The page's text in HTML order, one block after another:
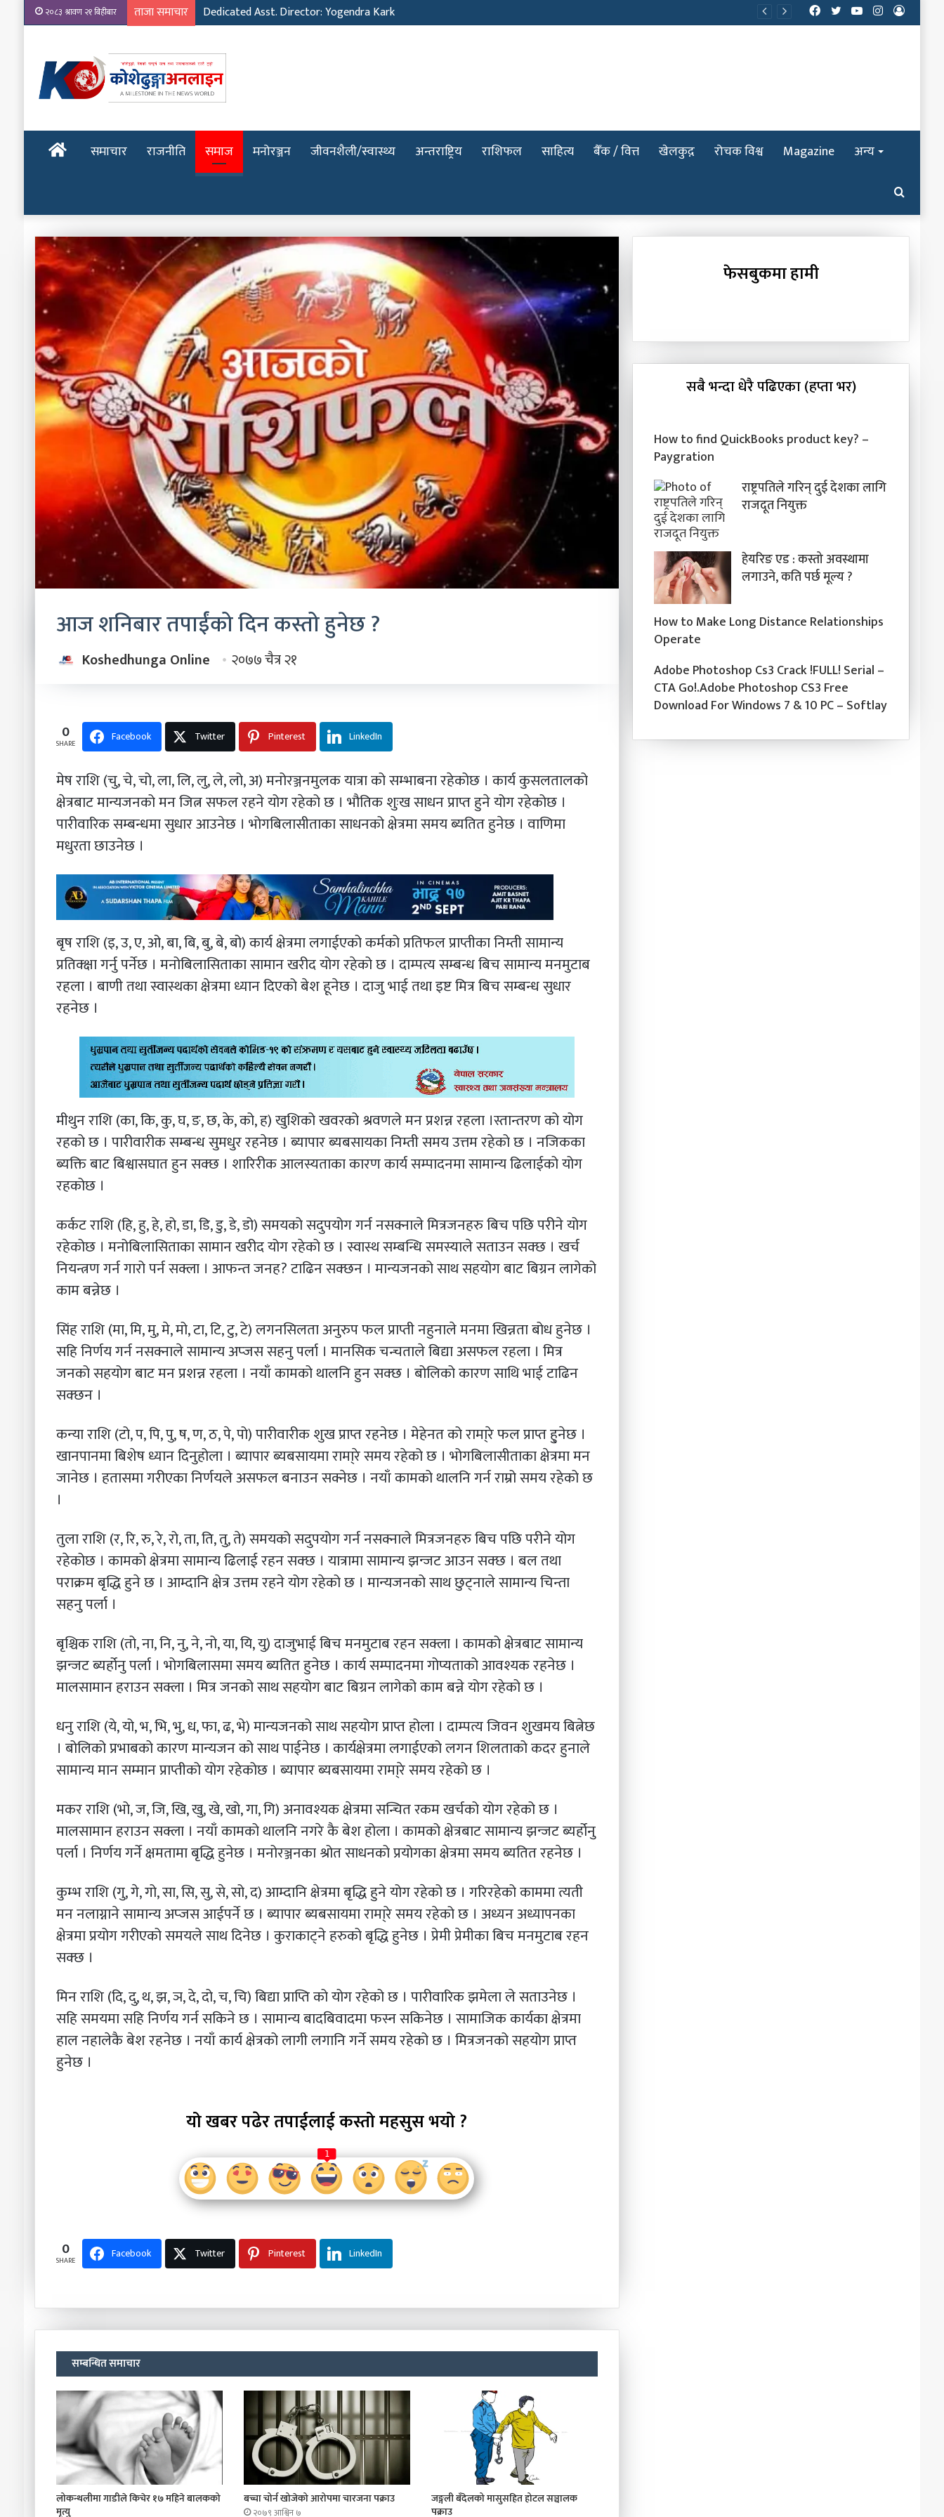
२०८३ श्रावण २१ बिहीबार ताजा समाचार
Log
Instagram
YouTube
Twitter
Facebook
होमपेजसमाचार राजनीति समाज मनोरञ्जन जीवनशैली/स्वास्थ्य अन्तराष्ट्रिय राशिफल साहित्य बैँक / वित्त खेलकुद़़ रोचक विश्व Magazine अन्य
Search
for
आज शनिबार तपाईंको दिन कस्तो हुनेछ ?
Koshedhunga Online २०७७ चैत्र २१
0
SHARE Facebook Twitter Pinterest LinkedIn
मेष राशि (चु, चे, चो, ला, लि, लु, ले, लो, अ) मनोरञ्जनमुलक यात्रा को सम्भाबना रहेकोछ । कार्य कुसलतालको
क्षेत्रबाट मान्यजनको मन जित्न सफल रहने योग रहेको छ । भौतिक शुःख साधन प्राप्त हुने योग रहेकोछ ।
पारीवारिक सम्बन्धमा सुधार आउनेछ । भोगबिलासीताका साधनको क्षेत्रमा समय ब्यतित हुनेछ । वाणिमा
मधुरता छाउनेछ ।
बृष राशि (इ, उ, ए, ओ, बा, बि, बु, बे, बो) कार्य क्षेत्रमा लगाईएको कर्मको प्रतिफल प्राप्तीका निम्ती सामान्य
प्रतिक्क्षा गर्नु पर्नेछ । मनोबिलासिताका सामान खरीद योग रहेको छ । दाम्पत्य सम्बन्ध बिच सामान्य मनमुटाब
रहला । बाणी तथा स्वास्थका क्षेत्रमा ध्यान दिएको बेश हूनेछ । दाजु भाई तथा इष्ट मित्र बिच सम्बन्ध सुधार
रहनेछ ।
मीथुन राशि (का, कि, कु, घ, ङ, छ, के, को, ह) खुशिको खवरको श्रवणले मन प्रशन्न रहला ।स्तान्तरण को योग
रहको छ । पारीवारीक सम्बन्ध सुमधुर रहनेछ । ब्यापार ब्यबसायका निम्ती समय उत्तम रहेको छ । नजिकका
ब्यक्ति बाट बिश्वासघात हुन सक्छ । शारिरीक आलस्यताका कारण कार्य सम्पादनमा सामान्य ढिलाईको योग
रहकोछ ।
कर्कट राशि (हि, हु, हे, हो, डा, डि, डु, डे, डो) समयको सदुपयोग गर्न नसक्नाले मित्रजनहरु बिच पछि परीने योग
रहेकोछ । मनोबिलासिताका सामान खरीद योग रहेको छ । स्वास्थ सम्बन्धि समस्याले सताउन सक्छ । खर्च
नियन्त्रण गर्न गारो पर्न सक्ला । आफन्त जनह? टाढिन सक्छन । मान्यजनको साथ सहयोग बाट बिग्रन लागेको
काम बन्नेछ ।
सिंह राशि (मा, मि, मु, मे, मो, टा, टि, टु, टे) लगनसिलता अनुरुप फल प्राप्ती नहुनाले मनमा खिन्नता बोध हुनेछ ।
सहि निर्णय गर्न नसक्नाले सामान्य अप्जस सहनु पर्ला । मानसिक चन्चताले बिद्या असफल रहला । मित्र
जनको सहयोग बाट मन प्रशन्न रहला । नयाँ कामको थालनि हुन सक्छ । बोलिको कारण साथि भाई टाढिन
सक्छन ।
कन्या राशि (टो, प, पि, पु, ष, ण, ठ, पे, पो) पारीवारीक शुख प्राप्त रहनेछ । मेहेनत को रामा्रे फल प्राप्त हु्नेछ ।
खानपानमा बिशेष ध्यान दिनुहोला । ब्यापार ब्यबसायमा रामा्रे समय रहेको छ । भोगबिलासीताका क्षेत्रमा मन
जानेछ । हतासमा गरीएका निर्णयले असफल बनाउन सक्नेछ । नयाँ कामको थालनि गर्न राम्रो समय रहेको छ
।
तुला राशि (र, रि, रु, रे, रो, ता, ति, तु, ते) समयको सदुपयोग गर्न नसक्नाले मित्रजनहरु बिच पछि परीने योग
रहेकोछ । कामको क्षेत्रमा सामान्य ढिलाई रहन सक्छ । यात्रामा सामान्य झन्जट आउन सक्छ । बल तथा
पराक्रम बृद्धि हुने छ । आम्दानि क्षेत्र उत्तम रहने योग रहेको छ । मान्यजनको साथ छुट्नाले सामान्य चिन्ता
सहनु पर्ला ।
बृश्चिक राशि (तो, ना, नि, नु, ने, नो, या, यि, यु) दाजुभाई बिच मनमुटाब रहन सक्ला । कामको क्षेत्रबाट सामान्य
झन्जट ब्यर्होनु पर्ला । भोगबिलासमा समय ब्यतित हुनेछ । कार्य सम्पादनमा गोप्यताको आवश्यक रहनेछ ।
मालसामान हराउन सक्ला । मित्र जनको साथ सहयोग बाट बिग्रन लागेको काम बन्ने योग रहेको छ ।
धनु राशि (ये, यो, भ, भि, भु, ध, फा, ढ, भे) मान्यजनको साथ सहयोग प्राप्त होला । दाम्पत्य जिवन शुखमय बित्नेछ
। बोलिको प्रभाबको कारण मान्यजन को साथ पाईनेछ । कार्यक्षेत्रमा लगाईएको लगन शिलताको कदर हुनाले
सामान्य मान सम्मान प्राप्तीको योग रहेकोछ । ब्यापार ब्यबसायमा रामा्रे समय रहेको छ ।
मकर राशि (भो, ज, जि, खि, खु, खे, खो, गा, गि) अनावश्यक क्षेत्रमा सन्चित रकम खर्चको योग रहेको छ ।
मालसामान हराउन सक्ला । नयाँ कामको थालनि नगरे कै बेश होला । कामको क्षेत्रबाट सामान्य झन्जट ब्यर्होनु
पर्ला । निर्णय गर्ने क्षमतामा बृद्धि हुनेछ । मनोरञ्जनका श्रोत साधनको प्रयोगका क्षेत्रमा समय ब्यतित रहनेछ ।
कुम्भ राशि (गु, गे, गो, सा, सि, सु, से, सो, द) आम्दानि क्षेत्रमा बृद्धि हुने योग रहेको छ । गरिरहेको काममा त्यती
मन नलाग्नाने सामान्य अप्जस आईपर्ने छ । ब्यापार ब्यबसायमा रामा्रे समय रहेको छ । अध्यन अध्यापनका
क्षेत्रमा प्रयोग गरीएको समयले साथ दिनेछ । कुराकाट्ने हरुको बृद्धि हुनेछ । प्रेमी प्रेमीका बिच मनमुटाब रहन
सक्छ ।
मिन राशि (दि, दु, थ, झ, ञ, दे, दो, च, चि) बिद्या प्राप्ति को योग रहेको छ । पारीवारिक झमेला ले सताउनेछ ।
सहि समयमा सहि निर्णय गर्न सकिने छ । सामान्य बादबिवादमा फस्न सकिनेछ । सामाजिक कार्यका क्षेत्रमा
हाल नहालेकै बेश रहनेछ । नयाँ कार्य क्षेत्रको लागी लगानि गर्ने समय रहेको छ । मित्रजनको सहयोग प्राप्त
हुनेछ ।
यो खबर पढेर तपाईलाई कस्तो महसुस भयो ?
1
0
SHARE Facebook Twitter Pinterest LinkedIn
सम्बन्धित समाचार
लोकन्थलीमा गाडीले किचेर १७ महिने बालकको
मृत्यु
बच्चा चोर्न खोजेको आरोपमा चारजना पक्राउ
२०७९ आश्विन ७
जङ्गली बँदेलको मासुसहित होटल सञ्चालक
पक्राउ
फेसबुकमा हामी
सबै भन्दा धेरै पढिएका (हप्ता भर)
How to find QuickBooks product key? –
Paygration
राष्ट्रपतिले गरिन् दुई देशका लागि
राजदूत नियुक्त
हेयरिङ एड : कस्तो अवस्थामा
लगाउने, कति पर्छ मूल्य ?
How to Make Long Distance Relationships
Operate
Adobe Photoshop Cs3 Crack !FULL! Serial –
CTA Go!.Adobe Photoshop CS3 Free
Download For Windows 7 & 10 PC – Softlay